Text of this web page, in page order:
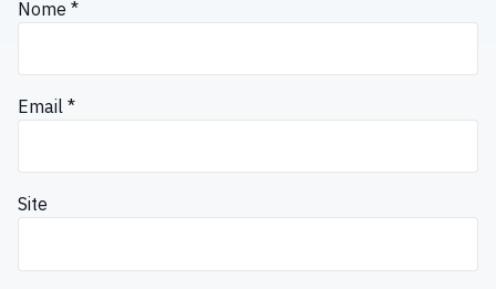
Nome *
Email *
Site